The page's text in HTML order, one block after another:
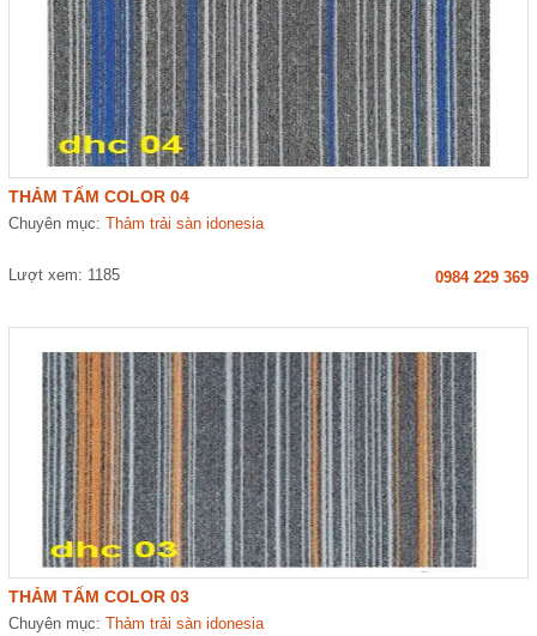
THẢM TẤM COLOR 04
Chuyên mục:Thảm trải sàn idonesia
Lượt xem: 1185 0984 229 369
THẢM TẤM COLOR 03
Chuyên mục:Thảm trải sàn idonesia